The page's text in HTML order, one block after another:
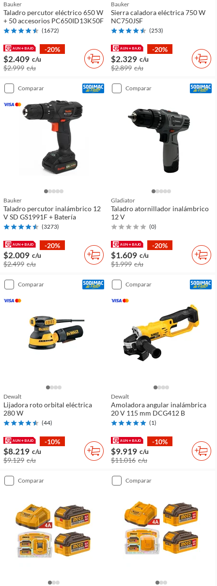
Bauker
Taladro percutor eléctrico 650 W
+ 50 accesorios PC650ID13K50F
(1672)
-20%
$2.409 c/u
$2.999 c/u
Bauker
Sierra caladora eléctrica 750 W
NC750JSF
(253)
-20%
$2.329 c/u
$2.899 c/u
comparar
Bauker
Taladro percutor inalámbrico 12
V SD GS1991F + Batería
(3273)
-20%
$2.009 c/u
$2.499 c/u
comparar
Gladiator
Taladro atornillador inalámbrico
12 V
(0)
-20%
$1.609 c/u
$1.999 c/u
comparar
Dewalt
Lijadora roto orbital eléctrica
280 W
(44)
-10%
$8.219 c/u
$9.129 c/u
comparar
Dewalt
Amoladora angular inalámbrica
20 V 115 mm DCG412 B
(1)
-10%
$9.919 c/u
$11.016 c/u
comparar comparar